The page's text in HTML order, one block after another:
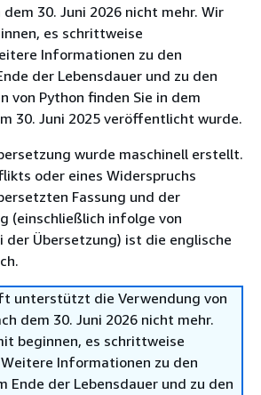
dem 30. Juni 2026 nicht mehr. Wir
es schrittweise
Informationen zu den
der Lebensdauer und zu den
von Python finden Sie in dem
30. Juni 2025 veröffentlicht wurde.
wurde maschinell erstellt.
oder eines Widerspruchs
Fassung und der
(einschließlich infolge von
der Übersetzung) ist die englische
unterstützt die Verwendung von
dem 30. Juni 2026 nicht mehr.
beginnen, es schrittweise
Informationen zu den
Ende der Lebensdauer und zu den